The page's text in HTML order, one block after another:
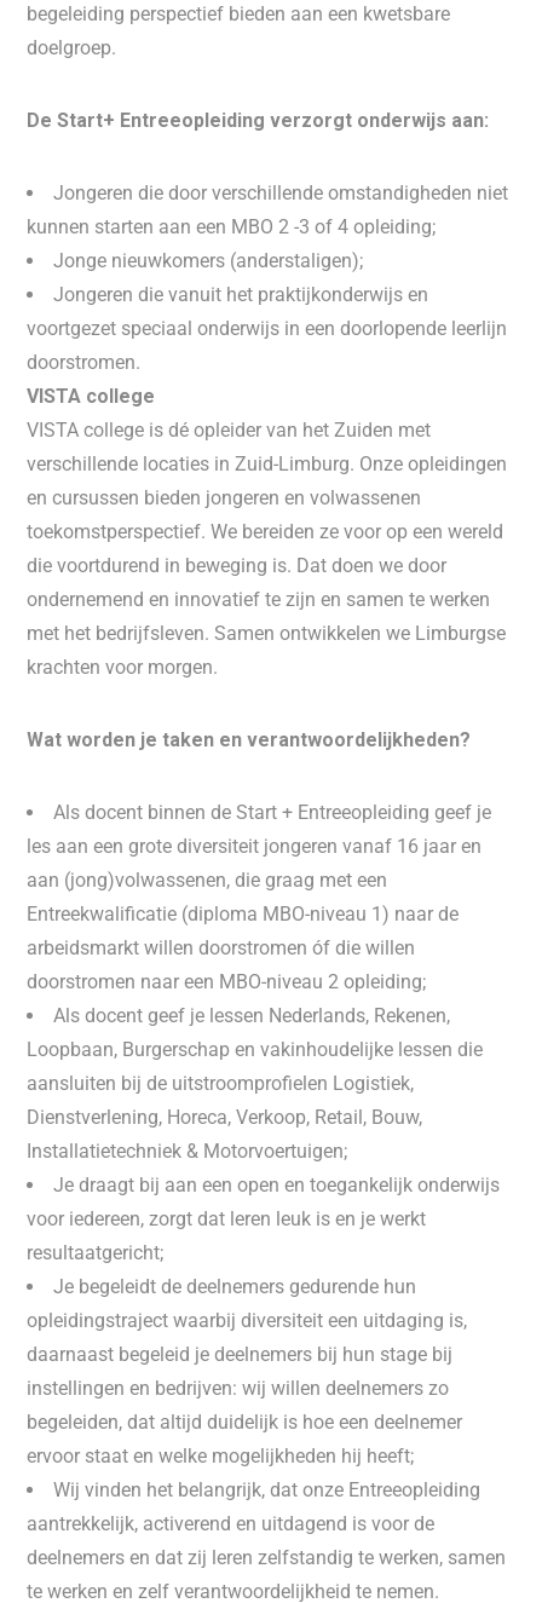
begeleiding perspectief bieden aan een kwetsbare
doelgroep.
De Start+ Entreeopleiding verzorgt onderwijs aan:
Jongeren die door verschillende omstandigheden niet
kunnen starten aan een MBO 2 -3 of 4 opleiding;
Jonge nieuwkomers (anderstaligen);
Jongeren die vanuit het praktijkonderwijs en
voortgezet speciaal onderwijs in een doorlopende leerlijn
doorstromen.
VISTA college
VISTA college is dé opleider van het Zuiden met
verschillende locaties in Zuid-Limburg. Onze opleidingen
en cursussen bieden jongeren en volwassenen
toekomstperspectief. We bereiden ze voor op een wereld
die voortdurend in beweging is. Dat doen we door
ondernemend en innovatief te zijn en samen te werken
met het bedrijfsleven. Samen ontwikkelen we Limburgse
krachten voor morgen.
Wat worden je taken en verantwoordelijkheden?
Als docent binnen de Start + Entreeopleiding geef je
les aan een grote diversiteit jongeren vanaf 16 jaar en
aan (jong)volwassenen, die graag met een
Entreekwalificatie (diploma MBO-niveau 1) naar de
arbeidsmarkt willen doorstromen óf die willen
doorstromen naar een MBO-niveau 2 opleiding;
Als docent geef je lessen Nederlands, Rekenen,
Loopbaan, Burgerschap en vakinhoudelijke lessen die
aansluiten bij de uitstroomprofielen Logistiek,
Dienstverlening, Horeca, Verkoop, Retail, Bouw,
Installatietechniek & Motorvoertuigen;
Je draagt bij aan een open en toegankelijk onderwijs
voor iedereen, zorgt dat leren leuk is en je werkt
resultaatgericht;
Je begeleidt de deelnemers gedurende hun
opleidingstraject waarbij diversiteit een uitdaging is,
daarnaast begeleid je deelnemers bij hun stage bij
instellingen en bedrijven: wij willen deelnemers zo
begeleiden, dat altijd duidelijk is hoe een deelnemer
ervoor staat en welke mogelijkheden hij heeft;
Wij vinden het belangrijk, dat onze Entreeopleiding
aantrekkelijk, activerend en uitdagend is voor de
deelnemers en dat zij leren zelfstandig te werken, samen
te werken en zelf verantwoordelijkheid te nemen.